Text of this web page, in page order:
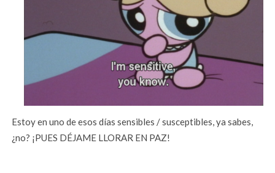
Estoy en uno de esos días sensibles / susceptibles, ya sabes,
¿no? ¡PUES DÉJAME LLORAR EN PAZ!